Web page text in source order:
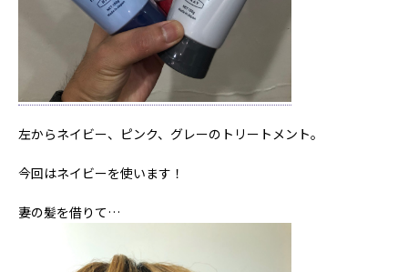
左からネイビー、ピンク、グレーのトリートメント。
今回はネイビーを使います！
妻の髪を借りて…